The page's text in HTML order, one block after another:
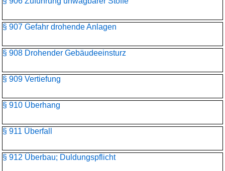
§ 907 Gefahr drohende Anlagen
§ 908 Drohender Gebäudeeinsturz
§ 909 Vertiefung
§ 910 Überhang
§ 911 Überfall
§ 912 Überbau; Duldungspflicht